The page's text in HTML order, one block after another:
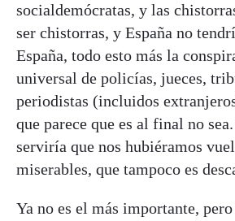
socialdemócratas, y las
ser chistorras, y España no
España, todo esto más la
universal de policías, jueces,
periodistas (incluidos
que parece que es al final no
serviría que nos hubiéramos
miserables, que tampoco es
Ya no es el más importante,